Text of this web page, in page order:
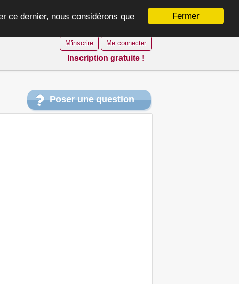
Fermer
ce dernier, nous considérons que
M'inscrire Me connecter
Inscription gratuite !
Poser une question